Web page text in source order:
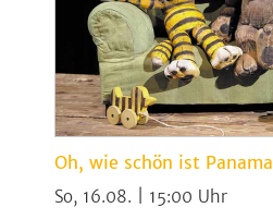
Oh, wie schön ist Panama
So, 16.08. | 15:00